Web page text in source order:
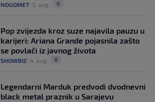
NOGOMET 5. aug. 0
Pop zvijezda kroz suze najavila pauzu u
karijeri: Ariana Grande pojasnila zašto
se povlači iz javnog života
SHOWBIZ 4. aug. 0
Legendarni Marduk predvodi dvodnevni
black metal praznik u Sarajevu